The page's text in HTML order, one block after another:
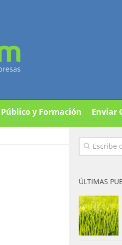
y Formación Enviar
ÚLTIMAS